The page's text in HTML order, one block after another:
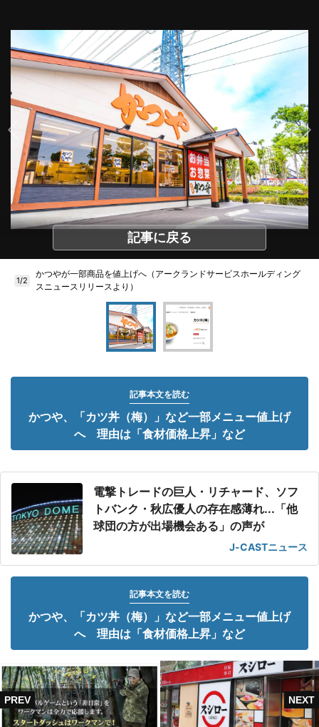
記事に戻る
1/2
かつやが一部商品を値上げへ（アークランドサービスホールディング
スニュースリリースより）
記事本文を読む
かつや、「カツ丼（梅）」など一部メニュー値上げ
へ 理由は「食材価格上昇」など
電撃トレードの巨人・リチャード、ソフ
トバンク・秋広優人の存在感薄れ...「他
球団の方が出場機会ある」の声が
J-CASTニュース
記事本文を読む
かつや、「カツ丼（梅）」など一部メニュー値上げ
へ 理由は「食材価格上昇」など